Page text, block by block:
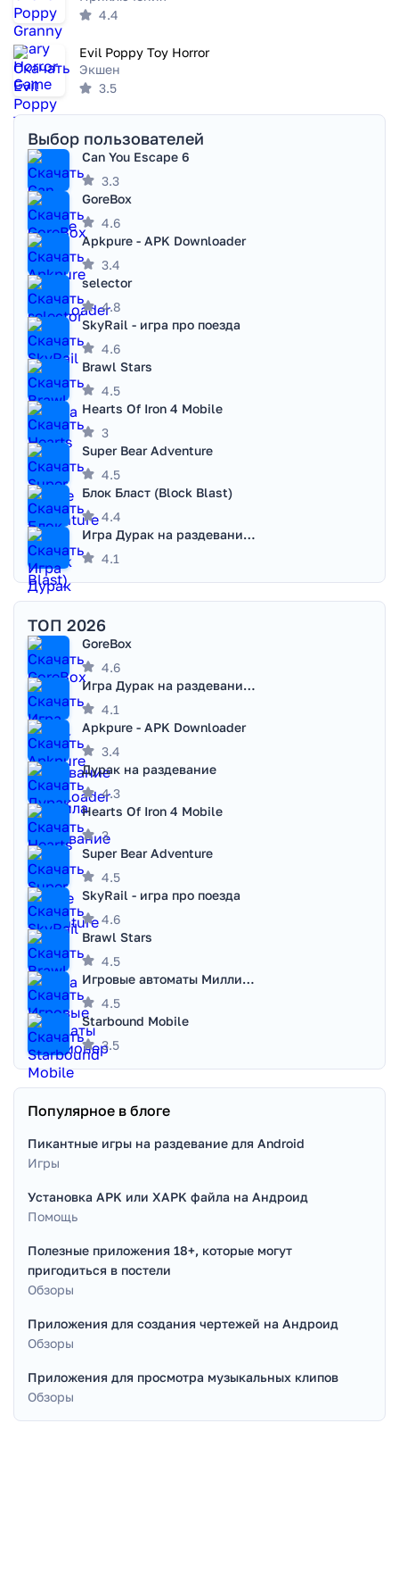
4.4
Evil Poppy Toy Horror
Экшен
3.5
Выбор пользователей
Can You Escape 6
3.3
GoreBox
4.6
Apkpure - APK Downloader
3.4
selector
4.8
SkyRail - игра про поезда
4.6
Brawl Stars
4.5
Hearts Of Iron 4 Mobile
3
Super Bear Adventure
4.5
Блок Бласт (Block Blast)
4.4
Игра Дурак на раздевание - Правила игры
4.1
ТОП 2026
GoreBox
4.6
Игра Дурак на раздевание - Правила игры
4.1
Apkpure - APK Downloader
3.4
Дурак на раздевание
4.3
Hearts Of Iron 4 Mobile
3
Super Bear Adventure
4.5
SkyRail - игра про поезда
4.6
Brawl Stars
4.5
Игровые автоматы Миллионер
4.5
Starbound Mobile
3.5
Популярное в блоге
Пикантные игры на раздевание для Android
Игры
Установка APK или XAPK файла на Андроид
Помощь
Полезные приложения 18+, которые могут
пригодиться в постели
Обзоры
Приложения для создания чертежей на Андроид
Обзоры
Приложения для просмотра музыкальных клипов
Обзоры